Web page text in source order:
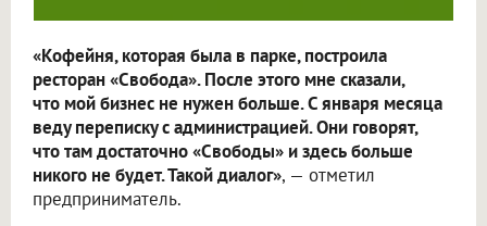
«Кофейня, которая была в парке, построила
ресторан «Свобода». После этого мне сказали,
что мой бизнес не нужен больше. С января месяца
веду переписку с администрацией. Они говорят,
что там достаточно «Свободы» и здесь больше
никого не будет. Такой диалог», — отметил
предприниматель.